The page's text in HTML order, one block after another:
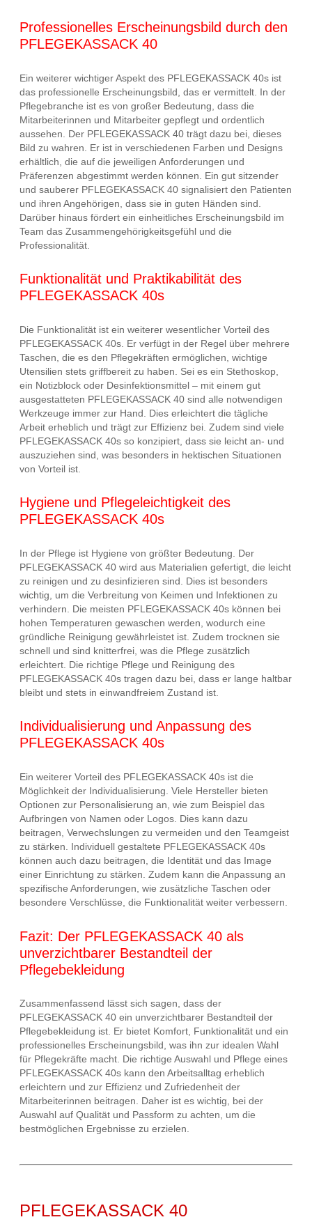
Professionelles Erscheinungsbild durch den
PFLEGEKASSACK 40
Ein weiterer wichtiger Aspekt des PFLEGEKASSACK 40s ist
das professionelle Erscheinungsbild, das er vermittelt. In der
Pflegebranche ist es von großer Bedeutung, dass die
Mitarbeiterinnen und Mitarbeiter gepflegt und ordentlich
aussehen. Der PFLEGEKASSACK 40 trägt dazu bei, dieses
Bild zu wahren. Er ist in verschiedenen Farben und Designs
erhältlich, die auf die jeweiligen Anforderungen und
Präferenzen abgestimmt werden können. Ein gut sitzender
und sauberer PFLEGEKASSACK 40 signalisiert den Patienten
und ihren Angehörigen, dass sie in guten Händen sind.
Darüber hinaus fördert ein einheitliches Erscheinungsbild im
Team das Zusammengehörigkeitsgefühl und die
Professionalität.
Funktionalität und Praktikabilität des
PFLEGEKASSACK 40s
Die Funktionalität ist ein weiterer wesentlicher Vorteil des
PFLEGEKASSACK 40s. Er verfügt in der Regel über mehrere
Taschen, die es den Pflegekräften ermöglichen, wichtige
Utensilien stets griffbereit zu haben. Sei es ein Stethoskop,
ein Notizblock oder Desinfektionsmittel – mit einem gut
ausgestatteten PFLEGEKASSACK 40 sind alle notwendigen
Werkzeuge immer zur Hand. Dies erleichtert die tägliche
Arbeit erheblich und trägt zur Effizienz bei. Zudem sind viele
PFLEGEKASSACK 40s so konzipiert, dass sie leicht an- und
auszuziehen sind, was besonders in hektischen Situationen
von Vorteil ist.
Hygiene und Pflegeleichtigkeit des
PFLEGEKASSACK 40s
In der Pflege ist Hygiene von größter Bedeutung. Der
PFLEGEKASSACK 40 wird aus Materialien gefertigt, die leicht
zu reinigen und zu desinfizieren sind. Dies ist besonders
wichtig, um die Verbreitung von Keimen und Infektionen zu
verhindern. Die meisten PFLEGEKASSACK 40s können bei
hohen Temperaturen gewaschen werden, wodurch eine
gründliche Reinigung gewährleistet ist. Zudem trocknen sie
schnell und sind knitterfrei, was die Pflege zusätzlich
erleichtert. Die richtige Pflege und Reinigung des
PFLEGEKASSACK 40s tragen dazu bei, dass er lange haltbar
bleibt und stets in einwandfreiem Zustand ist.
Individualisierung und Anpassung des
PFLEGEKASSACK 40s
Ein weiterer Vorteil des PFLEGEKASSACK 40s ist die
Möglichkeit der Individualisierung. Viele Hersteller bieten
Optionen zur Personalisierung an, wie zum Beispiel das
Aufbringen von Namen oder Logos. Dies kann dazu
beitragen, Verwechslungen zu vermeiden und den Teamgeist
zu stärken. Individuell gestaltete PFLEGEKASSACK 40s
können auch dazu beitragen, die Identität und das Image
einer Einrichtung zu stärken. Zudem kann die Anpassung an
spezifische Anforderungen, wie zusätzliche Taschen oder
besondere Verschlüsse, die Funktionalität weiter verbessern.
Fazit: Der PFLEGEKASSACK 40 als
unverzichtbarer Bestandteil der
Pflegebekleidung
Zusammenfassend lässt sich sagen, dass der
PFLEGEKASSACK 40 ein unverzichtbarer Bestandteil der
Pflegebekleidung ist. Er bietet Komfort, Funktionalität und ein
professionelles Erscheinungsbild, was ihn zur idealen Wahl
für Pflegekräfte macht. Die richtige Auswahl und Pflege eines
PFLEGEKASSACK 40s kann den Arbeitsalltag erheblich
erleichtern und zur Effizienz und Zufriedenheit der
Mitarbeiterinnen beitragen. Daher ist es wichtig, bei der
Auswahl auf Qualität und Passform zu achten, um die
bestmöglichen Ergebnisse zu erzielen.
PFLEGEKASSACK 40